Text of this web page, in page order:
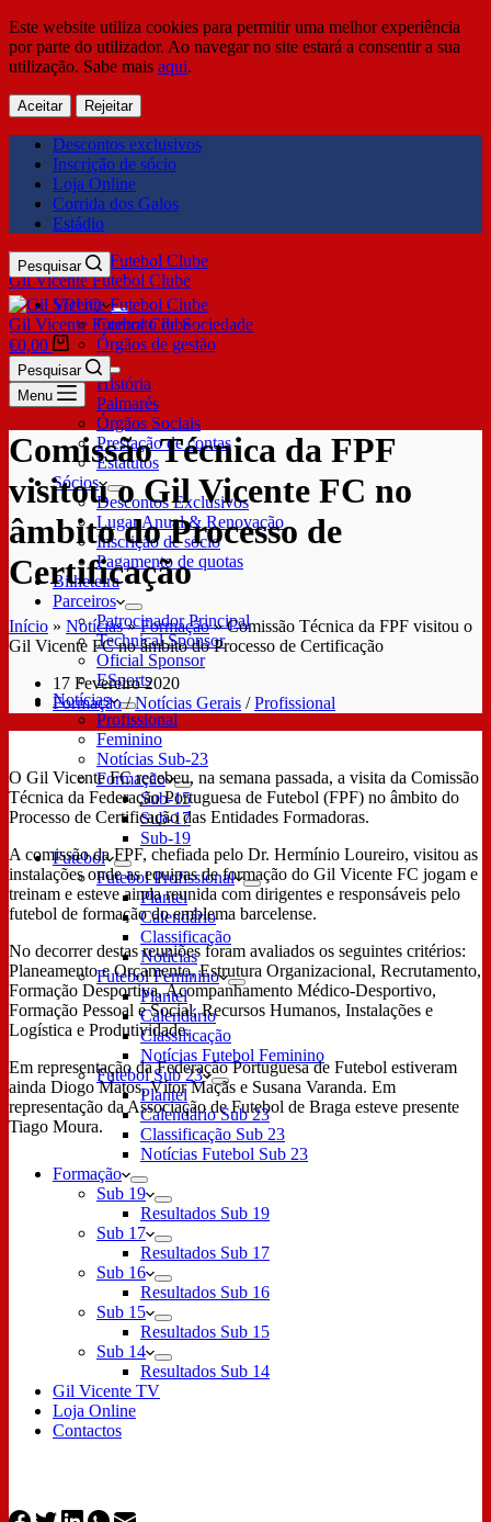
Este website utiliza cookies para permitir uma melhor experiência
por parte do utilizador. Ao navegar no site estará a consentir a sua
utilização. Sabe mais aqui.
Aceitar Rejeitar
Descontos exclusivos
Inscrição de sócio
Loja Online
Corrida dos Galos
Estádio
Gil Vicente Futebol Clube
Pesquisar
SDUQ
Contrato de Sociedade
Órgãos de gestão
Clube
História
Palmarés
Órgãos Sociais
Prestação de contas
Estatutos
Sócios
Descontos Exclusivos
Lugar Anual & Renovação
Inscrição de sócio
Pagamento de quotas
Bilheteira
Parceiros
Patrocinador Principal
Technical Sponsor
Oficial Sponsor
ESports
Notícias
Profissional
Feminino
Notícias Sub-23
Formação
Sub-15
Sub-17
Sub-19
Futebol
Futebol Profissional
Plantel
Calendário
Classificação
Notícias
Futebol Feminino
Plantel
Calendário
Classificação
Notícias Futebol Feminino
Futebol Sub 23
Plantel
Calendário Sub 23
Classificação Sub 23
Notícias Futebol Sub 23
Formação
Sub 19
Resultados Sub 19
Sub 17
Resultados Sub 17
Sub 16
Resultados Sub 16
Sub 15
Resultados Sub 15
Sub 14
Resultados Sub 14
Gil Vicente TV
Loja Online
Contactos
Gil Vicente Futebol Clube
€0,00
Pesquisar
Menu
Comissão Técnica da FPF
visitou o Gil Vicente FC no
âmbito do Processo de
Certificação
Início » Notícias»Formação»Comissão Técnica da FPF visitou o
Gil Vicente FC no âmbito do Processo de Certificação
17 Fevereiro 2020
Formação/Notícias Gerais /Profissional
O Gil Vicente FC recebeu, na semana passada, a visita da Comissão
Técnica da Federação Portuguesa de Futebol (FPF) no âmbito do
Processo de Certificação das Entidades Formadoras.
A comissão da FPF, chefiada pelo Dr. Hermínio Loureiro, visitou as
instalações onde as equipas de formação do Gil Vicente FC jogam e
treinam e esteve ainda reunida com dirigentes e responsáveis pelo
futebol de formação do emblema barcelense.
No decorrer destas reuniões foram avaliados os seguintes critérios:
Planeamento e Orçamento, Estrutura Organizacional, Recrutamento,
Formação Desportiva, Acompanhamento Médico-Desportivo,
Formação Pessoal e Social, Recursos Humanos, Instalações e
Logística e Produtividade.
Em representação da Federação Portuguesa de Futebol estiveram
ainda Diogo Matos, Vítor Maçãs e Susana Varanda. Em
representação da Associação de Futebol de Braga esteve presente
Tiago Moura.